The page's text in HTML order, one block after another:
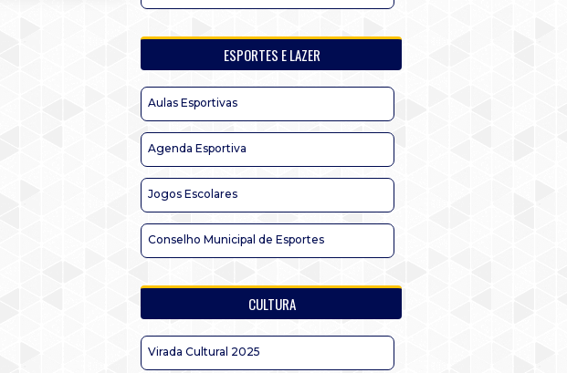
ESPORTES E LAZER
Aulas Esportivas
Agenda Esportiva
Jogos Escolares
Conselho Municipal de Esportes
CULTURA
Virada Cultural 2025